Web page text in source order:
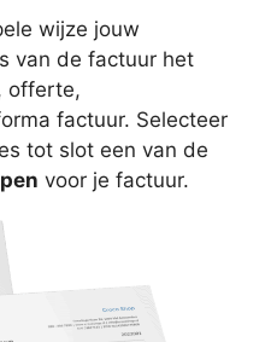
wijze jouw
van de factuur het
offerte,
factuur. Selecteer
tot slot een van de
voor je factuur.